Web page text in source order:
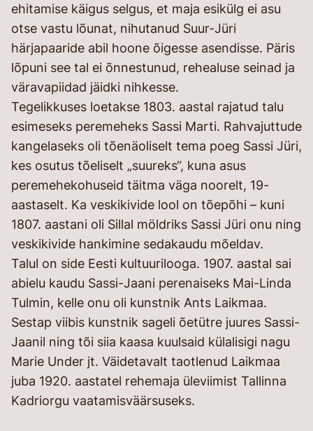
ehitamise käigus selgus, et maja esikülg ei asu
otse vastu lõunat, nihutanud Suur-Jüri
härjapaaride abil hoone õigesse asendisse. Päris
lõpuni see tal ei õnnestunud, rehealuse seinad ja
väravapiidad jäidki nihkesse.
Tegelikkuses loetakse 1803. aastal rajatud talu
esimeseks peremeheks Sassi Marti. Rahvajuttude
kangelaseks oli tõenäoliselt tema poeg Sassi Jüri,
kes osutus tõeliselt „suureks“, kuna asus
peremehekohuseid täitma väga noorelt, 19-
aastaselt. Ka veskikivide lool on tõepõhi – kuni
1807. aastani oli Sillal möldriks Sassi Jüri onu ning
veskikivide hankimine sedakaudu mõeldav.
Talul on side Eesti kultuurilooga. 1907. aastal sai
abielu kaudu Sassi-Jaani perenaiseks Mai-Linda
Tulmin, kelle onu oli kunstnik Ants Laikmaa.
Sestap viibis kunstnik sageli õetütre juures Sassi-
Jaanil ning tõi siia kaasa kuulsaid külalisigi nagu
Marie Under jt. Väidetavalt taotlenud Laikmaa
juba 1920. aastatel rehemaja üleviimist Tallinna
Kadriorgu vaatamisväärsuseks.